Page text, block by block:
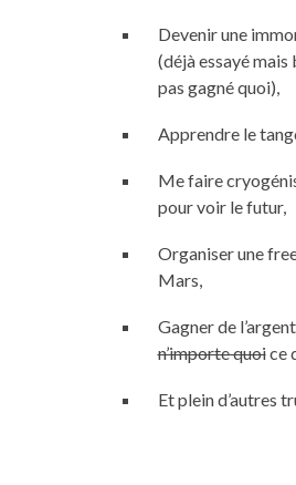
Devenir une
(déjà essayé mais
pas gagné quoi),
Apprendre le
Me faire
pour voir le futur,
Organiser une
Mars,
Gagner de
n’importe quoice
Et plein d’autres